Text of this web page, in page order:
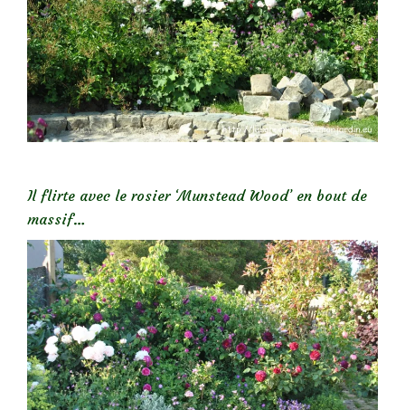
Il flirte avec le rosier ‘Munstead Wood’ en bout de
massif…